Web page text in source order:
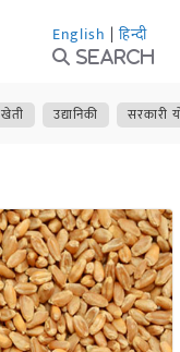
English | हिन्दी
Search
उद्यानिकी सरकारी